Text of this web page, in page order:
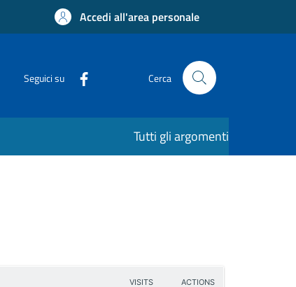
Accedi all'area personale
Seguici su Cerca
Tutti gli argomenti